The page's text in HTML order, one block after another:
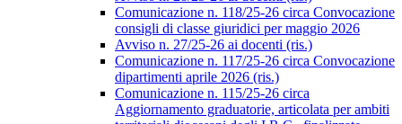
Comunicazione n. 118/25-26 circa Convocazione
consigli di classe giuridici per maggio 2026
Avviso n. 27/25-26 ai docenti (ris.)
Comunicazione n. 117/25-26 circa Convocazione
dipartimenti aprile 2026 (ris.)
Comunicazione n. 115/25-26 circa
Aggiornamento graduatorie, articolata per ambiti